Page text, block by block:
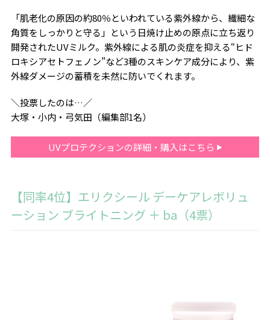
「肌老化の原因の約80％といわれている紫外線から、繊細な
角質をしっかりと守る」という日焼け止めの原点に立ち返り
開発されたUVミルク。紫外線による肌の炎症を抑える“ヒド
ロキシアセトフェノン”など3種のスキンケア成分により、紫
外線ダメージの蓄積を未然に防いでくれます。
＼投票したのは…／
大塚・小内・弓気田（編集部1名）
UVプロテクションの詳細・購入はこちら
【同率4位】エリクシール デーケアレボリュ
ーション ブライトニング ＋ ba（4票）